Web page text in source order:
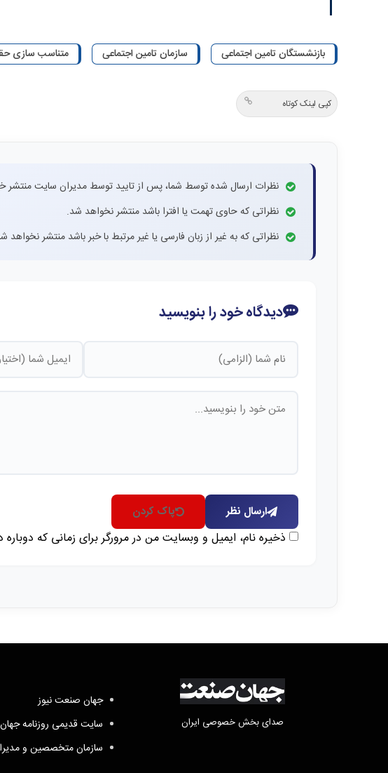
بازنشستگان تامین اجتماعی سازمان تامین اجتماعی متناسب سازی
کپی لینک کوتاه
نظرات ارسال شده توسط شما، پس از تایید توسط مدیران سایت منتشر
نظراتی که حاوی تهمت یا افترا باشد منتشر نخواهد شد.
نظراتی که به غیر از زبان فارسی یا غیر مرتبط با خبر باشد منتشر نخواهد
دیدگاه خود را بنویسید
ارسال نظر پاک کردن
ذخیره نام، ایمیل و وبسایت من در مرورگر برای زمانی که
صدای بخش خصوصی ایران
جهان صنعت نیوز
سایت قدیمی روزنامه
سازمان متخصصین و